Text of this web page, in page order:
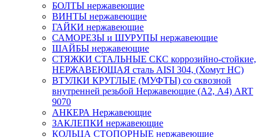
БОЛТЫ нержавеющие
ВИНТЫ нержавеющие
ГАЙКИ нержавеющие
САМОРЕЗЫ и ШУРУПЫ нержавеющие
ШАЙБЫ нержавеющие
СТЯЖКИ СТАЛЬНЫЕ СКС коррозийно-стойкие,
НЕРЖАВЕЮЩАЯ сталь AISI 304, (Хомут НС)
ВТУЛКИ КРУГЛЫЕ (МУФТЫ) со сквозной
внутренней резьбой Нержавеющие (А2, А4) ART
9070
АНКЕРА Нержавеющие
ЗАКЛЕПКИ нержавеющие
КОЛЬЦА СТОПОРНЫЕ нержавеющие